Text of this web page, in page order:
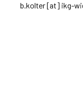
b.kolter [at] ikg-